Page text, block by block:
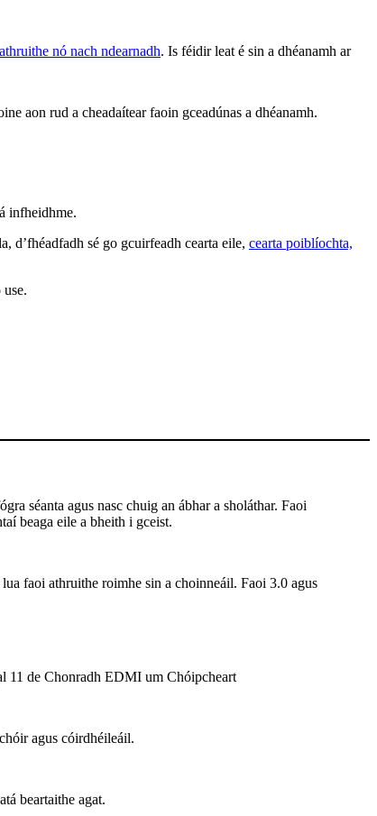
nó nach ndearnadh. Is féidir leat é sin a dhéanamh ar
aon rud a cheadaítear faoin gceadúnas a dhéanamh.
infheidhme.
d’fhéadfadh sé go gcuirfeadh cearta eile, cearta poiblíochta,
séanta agus nasc chuig an ábhar a sholáthar. Faoi
beaga eile a bheith i gceist.
faoi athruithe roimhe sin a choinneáil. Faoi 3.0 agus
11 de Chonradh EDMI um Chóipcheart
agus cóirdhéileáil.
beartaithe agat.